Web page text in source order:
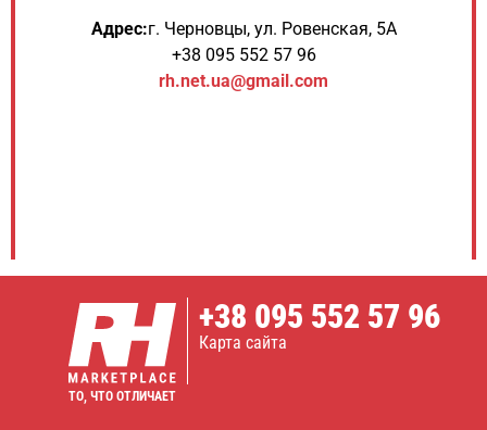
Адрес:г. Черновцы, ул. Ровенская, 5А
+38 095 552 57 96
rh.net.ua@gmail.com
ТО, ЧТО ОТЛИЧАЕТ
+38 095 552 57 96
Карта сайта